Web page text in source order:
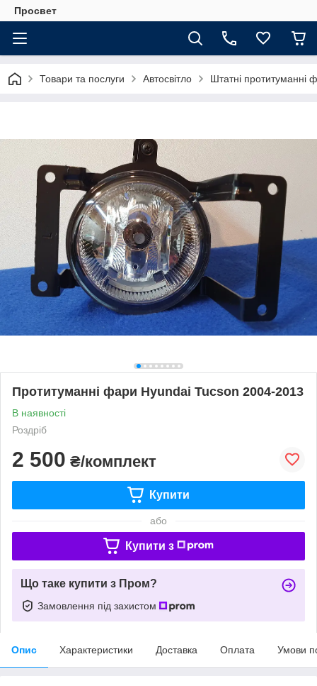
Просвет
Товари та послуги Автосвітло Штатні протитуманні
Протитуманні фари Hyundai Tucson 2004-2013
В наявності
Роздріб
2 500 ₴/комплект
Купити
або
Купити з
Що таке купити з Пром?
Замовлення під захистом
Опис Характеристики Доставка Оплата Умови